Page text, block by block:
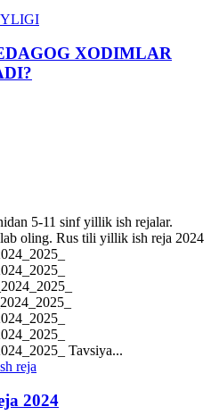
XODIMLAR
5-11 sinf yillik ish rejalar.
oling. Rus tili yillik ish reja 2024
Tavsiya...
2024